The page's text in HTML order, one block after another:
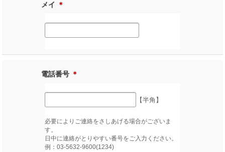
メイ ＊
電話番号 ＊
【半角】
必要によりご連絡をさしあげる場合がございま
す。
日中に連絡がとりやすい番号をご入力ください。
例：03-5632-9600(1234)